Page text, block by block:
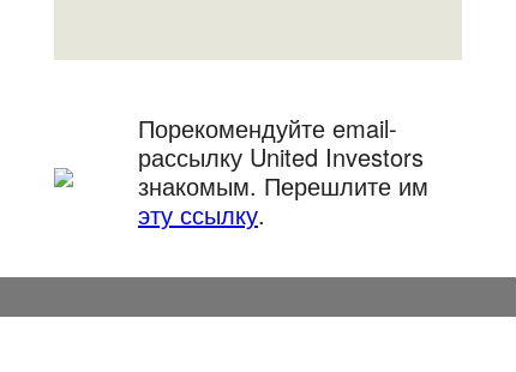
Порекомендуйте email-
рассылку United Investors
знакомым. Перешлите им
эту ссылку.